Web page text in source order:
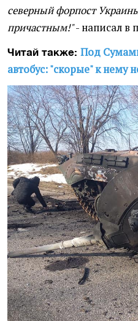
северный форпост
причастным!"- написал в
Читай также: Под
автобус: "скорые" к нему